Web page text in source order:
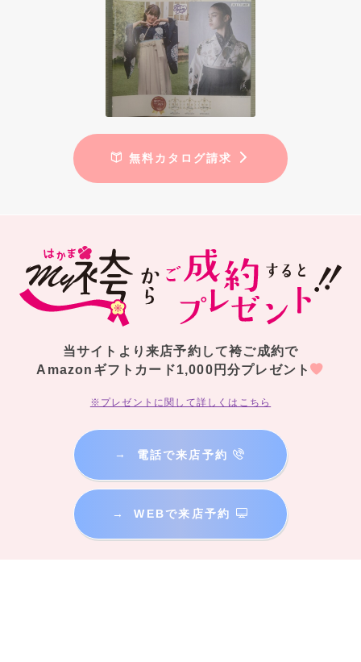
無料カタログ請求
当サイトより来店予約して袴ご成約で
Amazonギフトカード1,000円分プレゼント
※プレゼントに関して詳しくはこちら
→ 電話で来店予約
→ WEBで来店予約